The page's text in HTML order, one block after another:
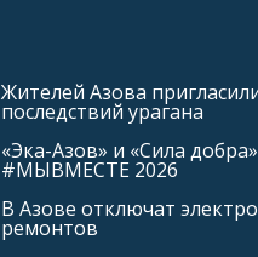
Жителей Азова
последствий урагана
«Эка-Азов» и «Сила
#МЫВМЕСТЕ 2026
В Азове отключат
ремонтов